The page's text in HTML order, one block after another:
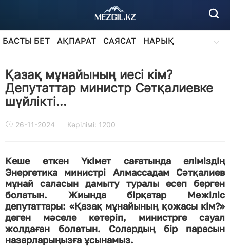
БАСТЫ БЕТ АҚПАРАТ САЯСАТ
НАРЫҚ
Қазақ мұнайының иесі кім?
Депутаттар министр Сәтқалиевке
шүйлікті...
26-11-2024 Көрілімі: 1200
Кеше өткен Үкімет сағатында еліміздің
Энергетика министрі Алмассадам Сәтқалиев
мұнай саласын дамыту туралы есеп берген
болатын. Жиында бірқатар Мәжіліс
депутаттары: «Қазақ мұнайының қожасы кім?»
деген мәселе көтеріп, министрге сауал
жолдаған болатын. Солардың бір парасын
назарларыңызға ұсынамыз.